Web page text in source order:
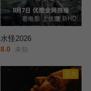
更新HD
水怪2026
8.0 未知
正片